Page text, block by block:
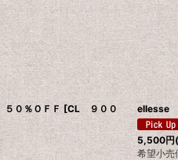
０％ＯＦＦ [CL ９００
ellesse
5,500円
希望小売